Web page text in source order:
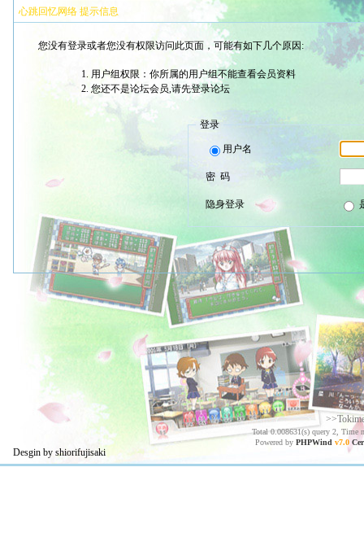
心跳回忆网络 提示信息
您没有登录或者您没有权限访问此页面，可能有如下几个原因:
用户组权限：你所属的用户组不能查看会员资料
您还不是论坛会员,请先登录论坛
登录
用户名
密 码
隐身登录
Total 0.008631(s) query 2, Time
Powered by PHPWind v7.0
Desgin by shiorifujisaki